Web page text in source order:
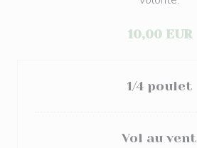
10,00 EUR
1/4 poulet
Vol au vent